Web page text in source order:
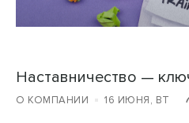
Наставничество —
О КОМПАНИИ 16 ИЮНЯ, ВТ